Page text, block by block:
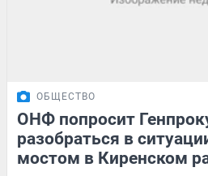
ОБЩЕСТВО
ОНФ попросит
разобраться в
мостом в Киренском